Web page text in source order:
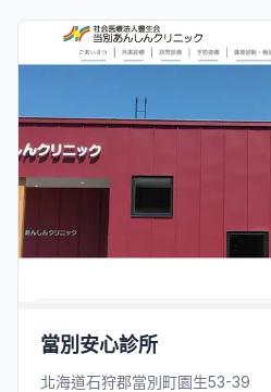
當別安心診所
北海道石狩郡當別町園生53-39